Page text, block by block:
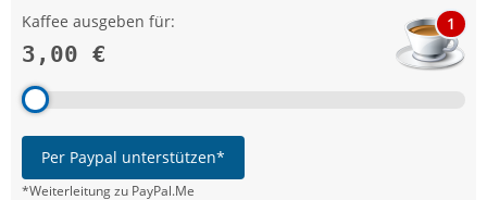
Kaffee ausgeben für:
3,00 €
1
Per Paypal unterstützen*
*Weiterleitung zu PayPal.Me